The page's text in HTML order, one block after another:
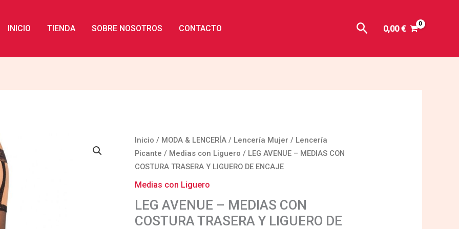
INICIO TIENDA SOBRE NOSOTROS CONTACTO Buscar
0,00€
Inicio / MODA & LENCERÍA / Lencería Mujer / Lencería
Picante / Medias con Liguero / LEG AVENUE – MEDIAS CON
COSTURA TRASERA Y LIGUERO DE ENCAJE
Medias con Liguero
LEG AVENUE – MEDIAS CON
COSTURA TRASERA Y LIGUERO DE
LEG
AVENUE
-
MEDIAS
COSTURA
TRASERA